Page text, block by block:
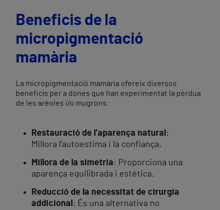
Beneficis de la
micropigmentació
mamària
La micropigmentació mamària ofereix diversos
beneficis per a dones que han experimentat la pèrdua
de les arèoles i/o mugrons:
Restauració de l’aparença natural :
Millora l’autoestima i la confiança.
Millora de la simetria: Proporciona una
aparença equilibrada i estètica.
Reducció de la necessitat de cirurgia
addicional : És una alternativa no